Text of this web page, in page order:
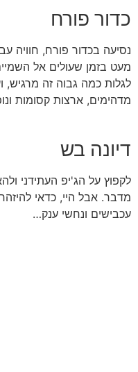
כדור פורח
נסיעה בכדור פורח, חוויה
מעט בזמן שעולים אל
לגלות כמה גבוה זה מרגיש,
מדהימים, ארצות קסומות
דיונה בש
לקפוץ על הג'יפ העתידני
מדבר. אבל היי, כדאי
עכבישים ונחשי ענק…